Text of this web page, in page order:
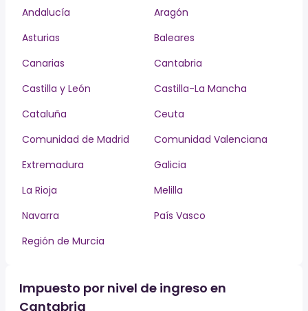
Andalucía
Aragón
Asturias
Baleares
Canarias
Cantabria
Castilla y León
Castilla-La Mancha
Cataluña
Ceuta
Comunidad de Madrid
Comunidad Valenciana
Extremadura
Galicia
La Rioja
Melilla
Navarra
País Vasco
Región de Murcia
Impuesto por nivel de ingreso en
Cantabria